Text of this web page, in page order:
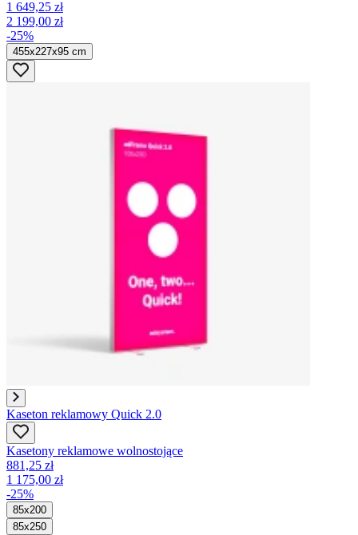
1 649,25 zł
2 199,00 zł
-25%
455x227x95 cm
Kaseton reklamowy Quick 2.0
Kasetony reklamowe wolnostojące
881,25 zł
1 175,00 zł
-25%
85x200
85x250